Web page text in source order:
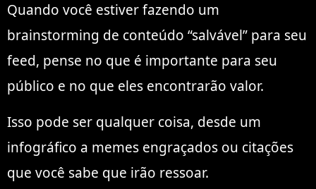
Quando você estiver fazendo um
brainstorming de conteúdo “salvável” para seu
feed, pense no que é importante para seu
público e no que eles encontrarão valor.
Isso pode ser qualquer coisa, desde um
infográfico a memes engraçados ou citações
que você sabe que irão ressoar.